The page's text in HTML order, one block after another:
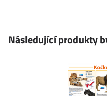
Následující produkty